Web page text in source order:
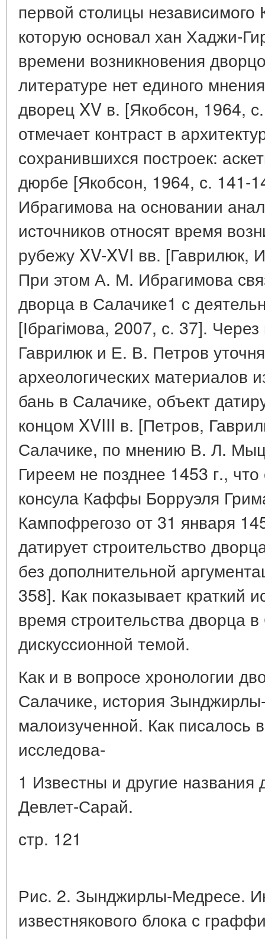
первой столицы независимого
которую основал хан Хаджи-
времени возникновения
литературе нет единого
дворец XV в. [Якобсон, 1964,
отмечает контраст в
сохранившихся построек:
дюрбе [Якобсон, 1964, с. 141-
Ибрагимова на основании
источников относят время
рубежу XV-XVI вв. [Гаврилюк,
При этом А. М. Ибрагимова
дворца в Салачике1 с
[Ібрагімова, 2007, с. 37].
Гаврилюк и Е. В. Петров
археологических материалов
бань в Салачике, объект
концом XVIII в. [Петров,
Салачике, по мнению В. Л.
Гиреем не позднее 1453 г.,
консула Каффы Борруэля
Кампофрегозо от 31 января
датирует строительство
без дополнительной
358]. Как показывает краткий
время строительства дворца
дискуссионной темой.
Как и в вопросе хронологии
Салачике, история
малоизученной. Как писалось
исследова-
1 Известны и другие
Девлет-Сарай.
стр. 121
Рис. 2. Зынджирлы-Медресе.
известнякового блока с